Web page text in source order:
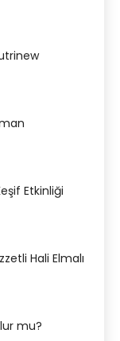
Etkinliği
Hali Elmalı
mu?